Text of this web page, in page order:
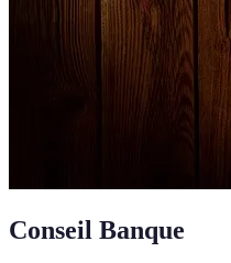
Conseil Banque